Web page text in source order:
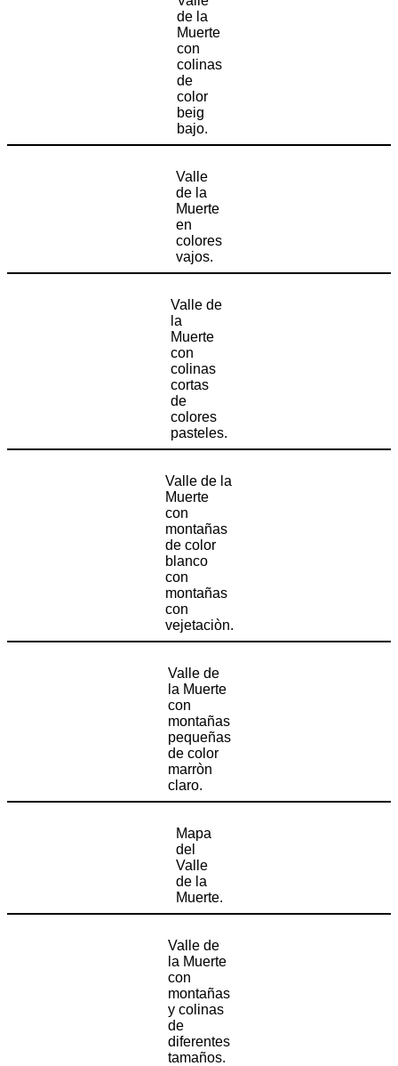
de la
Muerte
con
colinas
de
color
beig
bajo.
Valle
de la
Muerte
en
colores
vajos.
Valle de
la
Muerte
con
colinas
cortas
de
colores
pasteles.
Valle de la
Muerte
con
montañas
de color
blanco
con
montañas
con
vejetaciòn.
Valle de
la Muerte
con
montañas
pequeñas
de color
marròn
claro.
Mapa
del
Valle
de la
Muerte.
Valle de
la Muerte
con
montañas
y colinas
de
diferentes
tamaños.